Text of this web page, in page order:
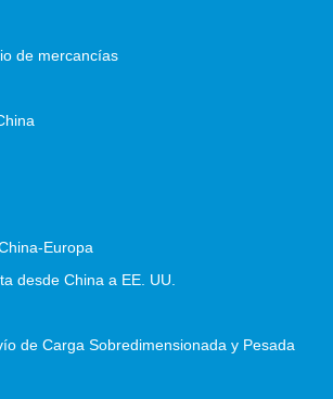
de mercancías
Europa
desde China a EE. UU.
de Carga Sobredimensionada y Pesada